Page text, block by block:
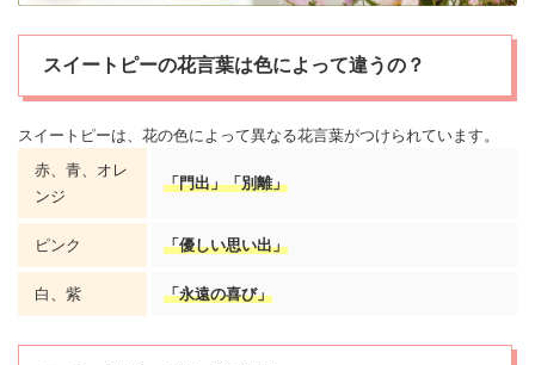
スイートピーの花言葉は色によって違うの？
スイートピーは、花の色によって異なる花言葉がつけられています。
赤、青、オレ
ンジ
「門出」「別離」
ピンク 「優しい思い出」
白、紫 「永遠の喜び」